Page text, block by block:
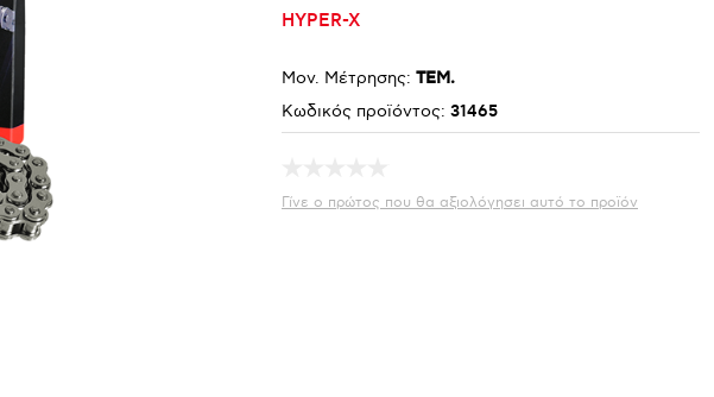
HYPER-X
Μον. Μέτρησης: ΤΕΜ.
Κωδικός προϊόντος: 31465
Γίνε ο πρώτος που θα αξιολόγησει αυτό το προϊόν